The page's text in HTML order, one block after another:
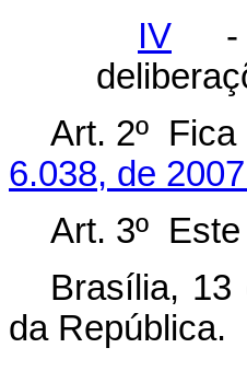
IV -
Art. 2º Fica
6.038, de
Art. 3º
Brasília, 13
da República.